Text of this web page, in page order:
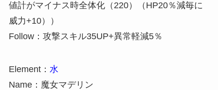
値計がマイナス時全体化（220）（HP20％減毎に
威力+10））
Follow：攻撃スキル35UP+異常軽減5％
Element： 水
Name：魔女マデリン